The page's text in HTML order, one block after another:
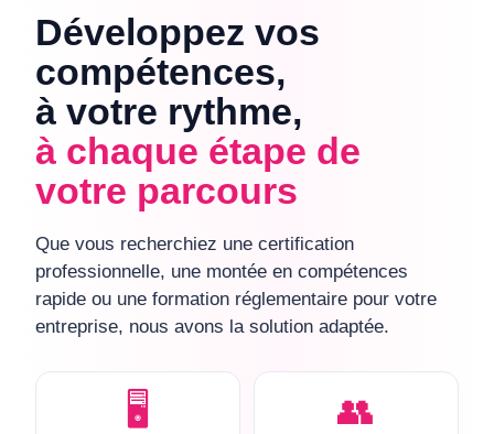
Développez vos
compétences,
à votre rythme,
à chaque étape de
votre parcours
Que vous recherchiez une certification
professionnelle, une montée en compétences
rapide ou une formation réglementaire pour votre
entreprise, nous avons la solution adaptée.
🖥️ 👥